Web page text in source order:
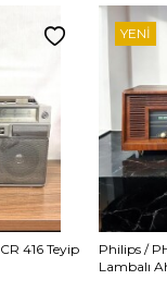
416 Teyip
YENI
Philips /
Lambalı